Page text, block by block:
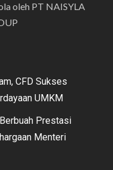
oleh PT NAISYLA
CFD Sukses
UMKM
Prestasi
Menteri